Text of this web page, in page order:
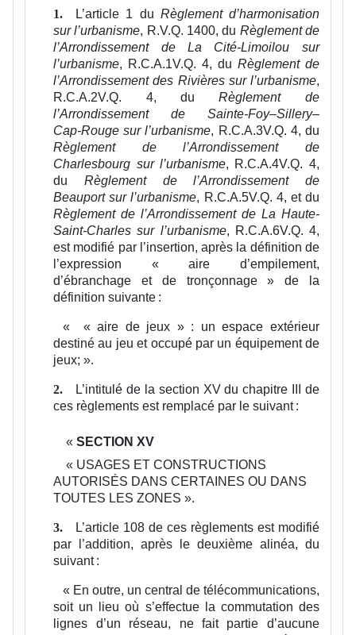
1. L’article 1 du Règlement d’harmonisation
sur l’urbanisme, R.V.Q. 1400,du Règlement de
l’Arrondissement de La Cité-Limoilou sur
l’urbanisme, R.C.A.1V.Q. 4, du Règlement de
l’Arrondissement des Rivières sur l’urbanisme,
R.C.A.2V.Q. 4, duRèglement de
l’Arrondissement de Sainte‑Foy–Sillery–
Cap‑Rouge sur l’urbanisme, R.C.A.3V.Q. 4, du
Règlement de l’Arrondissement de
Charlesbourg sur l’urbanisme, R.C.A.4V.Q. 4,
du Règlement de l’Arrondissement de
Beauport sur l’urbanisme, R.C.A.5V.Q. 4, et du
Règlement de l’Arrondissement de La Haute-
Saint-Charles sur l’urbanisme, R.C.A.6V.Q. 4,
est modifié par l’insertion, après la définition de
l’expression « aire d’empilement,
d’ébranchage et de tronçonnage » de la
définition suivante :
« « aire de jeux » : un espace extérieur
destiné au jeu et occupé par un équipement de
jeux; ».
2.
L’intitulé de la section XV du chapitre III de
ces règlements est remplacé par le suivant :
«SECTION XV
« USAGES ET CONSTRUCTIONS
AUTORISÉS DANS CERTAINES OU DANS
TOUTES LES ZONES ».
3.
L’article 108 de ces règlements est modifié
par l’addition, après le deuxième alinéa, du
suivant :
« En outre, un central de télécommunications,
soit un lieu où s’effectue la commutation des
lignes d’un réseau, ne fait partie d’aucune